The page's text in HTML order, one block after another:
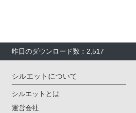
昨日のダウンロード数：2,517
シルエットについて
シルエットとは
運営会社